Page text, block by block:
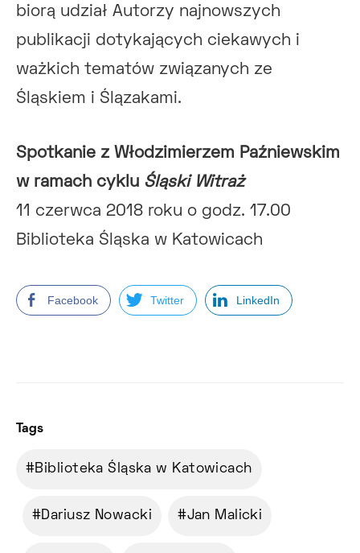
biorą udział Autorzy najnowszych
publikacji dotykających ciekawych i
ważkich tematów związanych ze
Śląskiem i Ślązakami.
Spotkanie z Włodzimierzem Paźniewskim
w ramach cyklu Śląski Witraż
11 czerwca 2018 roku o godz. 17.00
Biblioteka Śląska w Katowicach
Facebook Twitter LinkedIn
Tags
Biblioteka Śląska w Katowicach
Dariusz Nowacki Jan Malicki